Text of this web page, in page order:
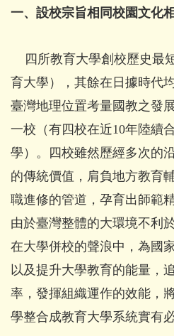
一、設校宗旨相同校園文化
四所教育大學創校歷史最
育大學），其餘在日據時代
臺灣地理位置考量國教之發
一校（有四校在近10年陸續
學）。四校雖然歷經多次的
的傳統價值，肩負地方教育
職進修的管道，孕育出師範
由於臺灣整體的大環境不利
在大學併校的聲浪中，為國
以及提升大學教育的能量，
率，發揮組織運作的效能，
學整合成教育大學系統實有必